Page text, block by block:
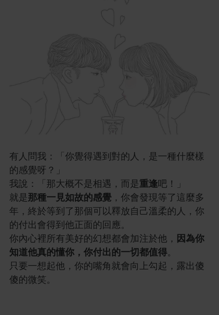
有人問我：「你覺得遇到對的人，是一種什麼樣
的感覺呀？」
我說：「那大概不是相遇，而是重逢吧！」
就是那種一見如故的感覺 ，你會發現等了這麼多
年，終於等到了那個可以釋放自己溫柔的人，你
的付出會得到他正面的回應。
你內心裡所有美好的幻想都會加注於他， 因為你
知道他真的懂你，你付出的一切都值得。
只要一想起他，你的嘴角就會向上勾起，露出傻
傻的微笑。